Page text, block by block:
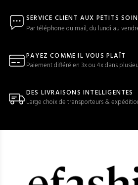
SERVICE CLIENT AUX PETITS
Par téléphone ou mail, du lundi au
PAYEZ COMME IL VOUS PLAÎT
Paiement différé en 3x ou 4x dans
DES LIVRAISONS INTELLIGENTES
Large choix de transporteurs &